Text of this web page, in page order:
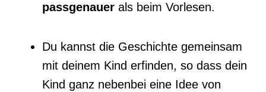
passgenauer als beim Vorlesen.
Du kannst die Geschichte gemeinsam
mit deinem Kind erfinden, so dass dein
Kind ganz nebenbei eine Idee von